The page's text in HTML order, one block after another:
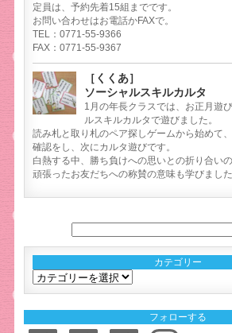
定員は、予約先着15組までです。
お問い合わせはお電話かFAXで。
TEL：0771-55-9366
FAX：0771-55-9367
［くくあ］
ソーシャルスキルカルタ
1月の年長クラスでは、お正月遊
ルスキルカルタで遊びました。
読み札と取り札のペア探しゲームから始めて
確認をし、次にカルタ遊びです。
白熱する中、勝ち負けへの思いとの折り合い
頑張ったお友だちへの称賛の意味も学びました
カテゴリー
カ
フォローする
FacebookFacebookFacebookInstagram